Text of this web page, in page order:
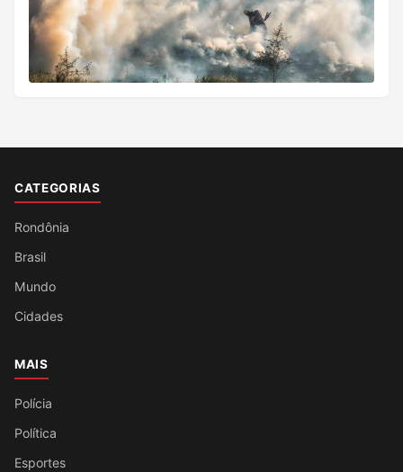
CATEGORIAS
Rondônia
Brasil
Mundo
Cidades
MAIS
Polícia
Política
Esportes